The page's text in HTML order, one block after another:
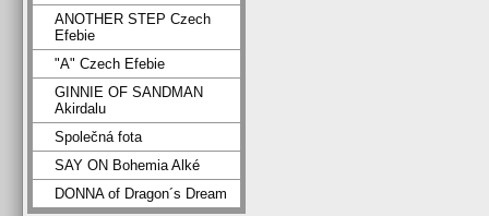
ANOTHER STEP Czech
Efebie
"A" Czech Efebie
GINNIE OF SANDMAN
Akirdalu
Společná fota
SAY ON Bohemia Alké
DONNA of Dragon´s Dream